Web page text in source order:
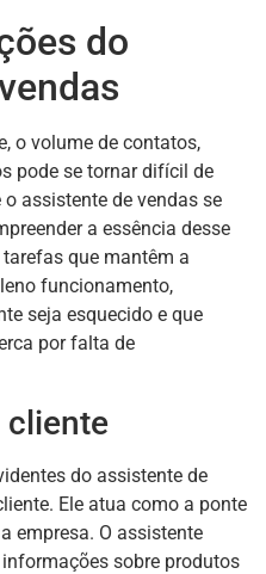
do
o volume de contatos,
pode se tornar difícil de
assistente de vendas se
a essência desse
que mantêm a
funcionamento,
seja esquecido e que
por falta de
cliente
do assistente de
Ele atua como a ponte
empresa. O assistente
sobre produtos